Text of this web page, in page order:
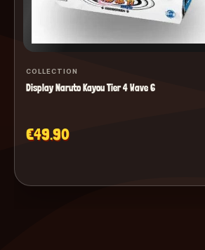
COLLECTION
Display Naruto Kayou Tier 4 Wave 6
€49.90